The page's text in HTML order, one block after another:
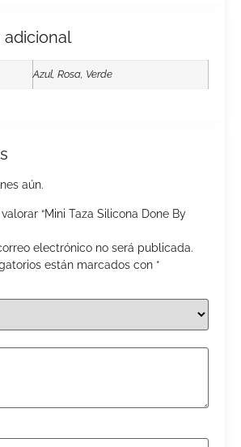
Azul, Rosa, Verde
aún.
“Mini Taza Silicona Done By
electrónico no será publicada.
están marcados con *